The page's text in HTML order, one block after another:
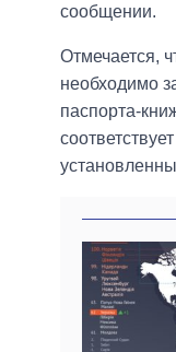
сообщении.
Отмечается,
необходимо
паспорта-